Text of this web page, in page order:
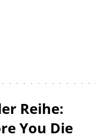
Reihe:
You Die